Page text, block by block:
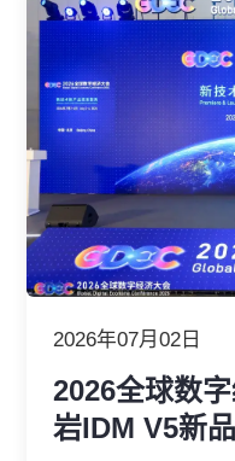
2026年07月02日
2026全球数
岩IDM V5新品